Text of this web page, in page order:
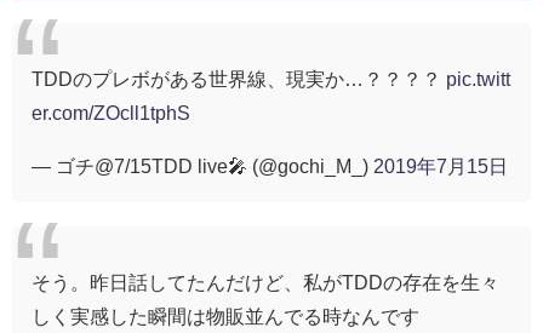
TDDのプレボがある世界線、現実か…？？？？ pic.twitt
er.com/ZOcll1tphS
— ゴチ@7/15TDD live🎤 (@gochi_M_) 2019年7月15日
そう。昨日話してたんだけど、私がTDDの存在を生々
しく実感した瞬間は物販並んでる時なんです